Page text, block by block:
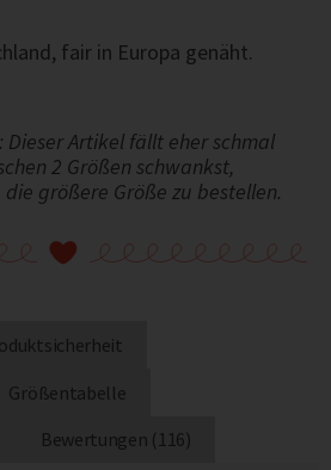
fair in Europa genäht.
Dieser Artikel fällt eher schmal
2 Größen schwankst,
größere Größe zu bestellen.
Größentabelle
Bewertungen (116)